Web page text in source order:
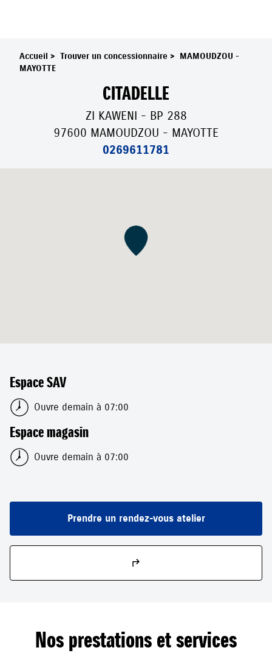
Accueil > Trouver un concessionnaire > MAMOUDZOU -
MAYOTTE
CITADELLE
ZI KAWENI - BP 288
97600 MAMOUDZOU - MAYOTTE
0269611781
Espace SAV
Ouvre demain à 07:00
Espace magasin
Ouvre demain à 07:00
Prendre un rendez-vous atelier
Nos prestations et services